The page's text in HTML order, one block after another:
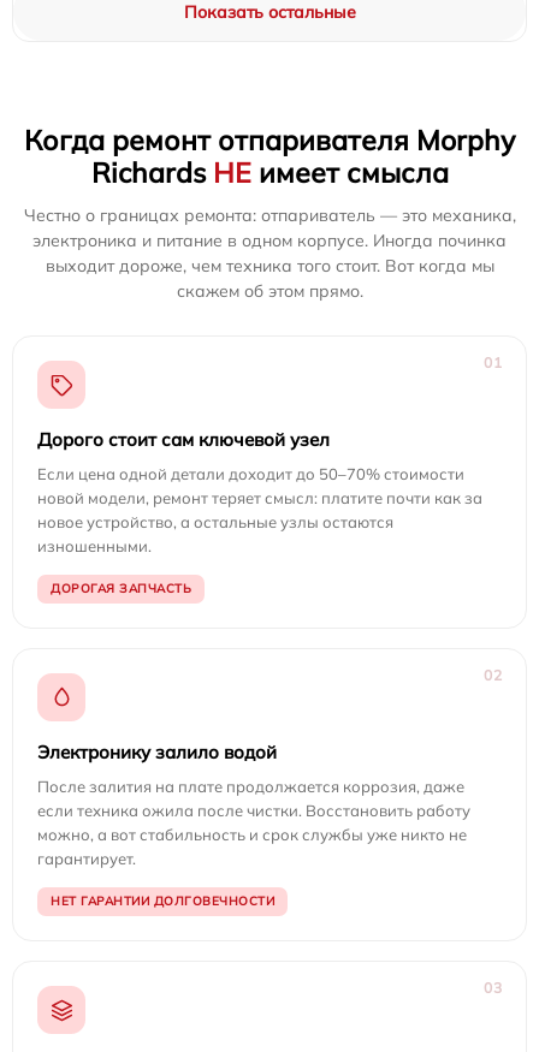
Показать остальные
Когда ремонт отпаривателя Morphy
Richards НЕимеет смысла
Честно о границах ремонта: отпариватель — это механика,
электроника и питание в одном корпусе. Иногда починка
выходит дороже, чем техника того стоит. Вот когда мы
скажем об этом прямо.
01
Дорого стоит сам ключевой узел
Если цена одной детали доходит до 50–70% стоимости
новой модели, ремонт теряет смысл: платите почти как за
новое устройство, а остальные узлы остаются
изношенными.
ДОРОГАЯ ЗАПЧАСТЬ
02
Электронику залило водой
После залития на плате продолжается коррозия, даже
если техника ожила после чистки. Восстановить работу
можно, а вот стабильность и срок службы уже никто не
гарантирует.
НЕТ ГАРАНТИИ ДОЛГОВЕЧНОСТИ
03